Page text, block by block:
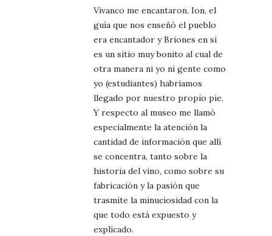
Vivanco me encantaron. Ion, el
guía que nos enseñó el pueblo
era encantador y Briones en sí
es un sitio muy bonito al cual de
otra manera ni yo ni gente como
yo (estudiantes) habríamos
llegado por nuestro propio pie.
Y respecto al museo me llamó
especialmente la atención la
cantidad de información que allí
se concentra, tanto sobre la
historia del vino, como sobre su
fabricación y la pasión que
trasmite la minuciosidad con la
que todo está expuesto y
explicado.